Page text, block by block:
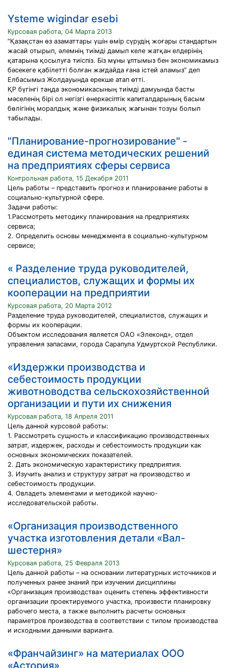
Ysteme wigindar esebi
Курсовая работа, 04 Марта 2013
“Қазақстан өз азаматтары үшiн өмiр сүрудiң жоғары стандартын
жасай отырып, әлемнiң тиiмдi дамып келе жатқан елдерiнiң
қатарына қосылуға тиiспiз. Бiз мұны ұлтымыз бен экономикамыз
бәсекеге қабiлеттi болған жағдайда ғана iстей аламыз” деп
Елбасымыз Жолдауында ерекше атап өттi.
ҚР бүгiнгi таңда экономикасының тиiмдi дамуында басты
мәселенiң бiрi ол негiзгi өнеркәсіптік капиталдарының басым
бөлiгiнiң моралдық және физикалық жағынан тозуы болып
табылады.
"Планирование-прогнозирование" -
единая система методических решений
на предприятиях сферы сервиса
Контрольная работа, 15 Декабря 2011
Цель работы – представить прогноз и планирование работы в
социально-культурной сфере.
Задачи работы:
1.Рассмотреть методику планирования на предприятиях
сервиса;
2. Определить основы менеджмента в социально-культурном
сервисе;
« Разделение труда руководителей,
специалистов, служащих и формы их
кооперации на предприятии
Курсовая работа, 20 Марта 2012
Разделение труда руководителей, специалистов, служащих и
формы их кооперации.
Объектом исследования является ОАО «Элеконд», отдел
управления запасами, города Сарапула Удмуртской Республики.
«Издержки производства и
себестоимость продукции
животноводства сельскохозяйственной
организации и пути их снижения
Курсовая работа, 18 Апреля 2011
Цель данной курсовой работы:
1. Рассмотреть сущность и классификацию производственных
затрат, издержек, расходы и себестоимость продукции как
основных экономических показателей.
2. Дать экономическую характеристику предприятия.
3. Изучить анализ и структуру затрат на производство и
себестоимость продукции.
4. Овладеть элементами и методикой научно-
исследовательской работы.
«Организация производственного
участка изготовления детали «Вал-
шестерня»
Курсовая работа, 25 Февраля 2013
Цель данной работы – на основании литературных источников и
полученных ранее знаний при изучении дисциплины
«Организация производства» оценить степень эффективности
организации проектируемого участка, произвести планировку
рабочего места, а также выполнить расчеты основных
параметров производства в соответствии с типом производства
и исходными данными варианта.
«Франчайзинг» на материалах ООО
«Астория»